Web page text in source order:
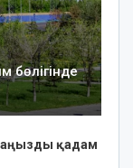
бөлігінде
қадам